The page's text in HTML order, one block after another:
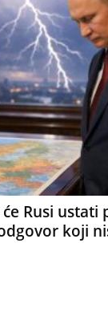
Rusi ustati
koji